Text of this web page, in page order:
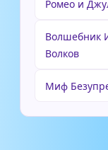
Ромео и
Волшебник
Волков
Миф